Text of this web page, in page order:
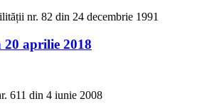
aprilie 2018